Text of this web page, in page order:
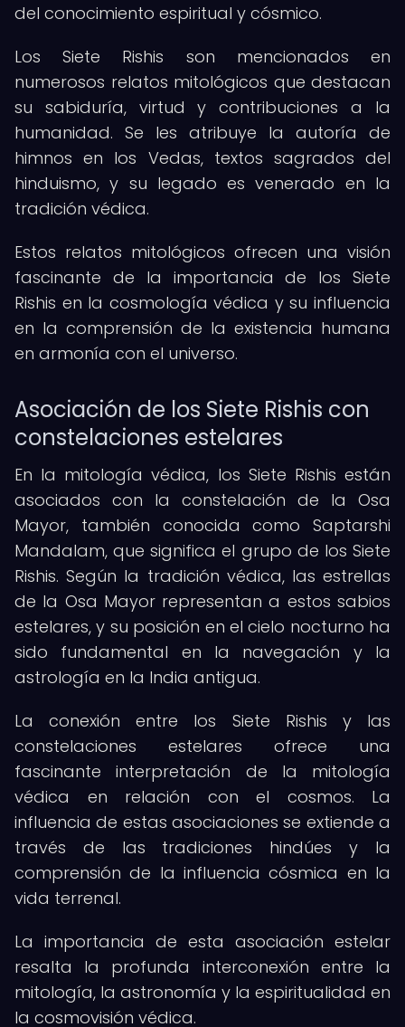
del conocimiento espiritual y cósmico.
Los Siete Rishis son mencionados en
numerosos relatos mitológicos que destacan
su sabiduría, virtud y contribuciones a la
humanidad. Se les atribuye la autoría de
himnos en los Vedas, textos sagrados del
hinduismo, y su legado es venerado en la
tradición védica.
Estos relatos mitológicos ofrecen una visión
fascinante de la importancia de los Siete
Rishis en la cosmología védica y su influencia
en la comprensión de la existencia humana
en armonía con el universo.
Asociación de los Siete Rishis con
constelaciones estelares
En la mitología védica, los Siete Rishis están
asociados con la constelación de la Osa
Mayor, también conocida como Saptarshi
Mandalam, que significa el grupo de los Siete
Rishis. Según la tradición védica, las estrellas
de la Osa Mayor representan a estos sabios
estelares, y su posición en el cielo nocturno ha
sido fundamental en la navegación y la
astrología en la India antigua.
La conexión entre los Siete Rishis y las
constelaciones estelares ofrece una
fascinante interpretación de la mitología
védica en relación con el cosmos. La
influencia de estas asociaciones se extiende a
través de las tradiciones hindúes y la
comprensión de la influencia cósmica en la
vida terrenal.
La importancia de esta asociación estelar
resalta la profunda interconexión entre la
mitología, la astronomía y la espiritualidad en
la cosmovisión védica.